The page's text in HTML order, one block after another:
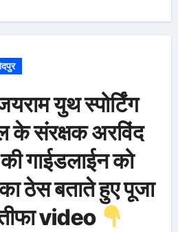
युथ स्पोर्टिंग
के संरक्षक अरविंद
गाईडलाईन को
ठेस बताते हुए पूजा
video